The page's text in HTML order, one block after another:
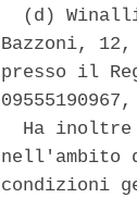
(d)
Bazzoni,
presso il
Ha
nell'ambito
condizioni